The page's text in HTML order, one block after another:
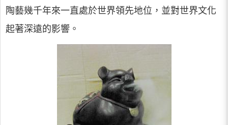
陶藝幾千年來一直處於世界領先地位，並對世界文化
起著深遠的影響。